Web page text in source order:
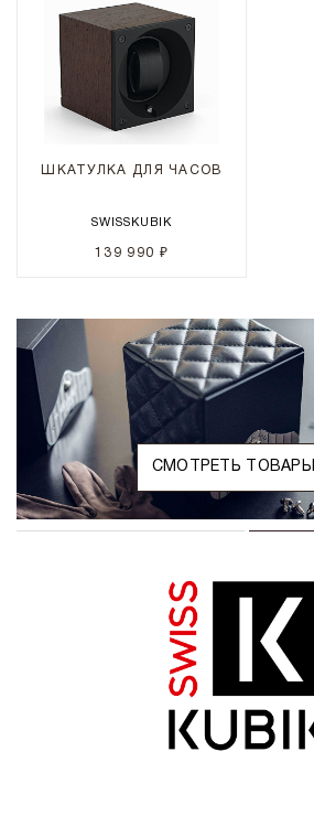
ШКАТУЛКА ДЛЯ ЧАСОВ
SWISSKUBIK
139 990 ₽
СМОТРЕТЬ ТОВАРЫ